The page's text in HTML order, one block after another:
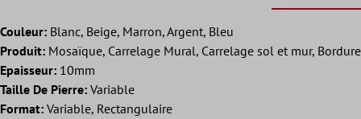
Couleur: Blanc, Beige, Marron, Argent, Bleu
Produit: Mosaïque, Carrelage Mural, Carrelage sol et mur, Bordure
Epaisseur: 10mm
Taille De Pierre: Variable
Format: Variable, Rectangulaire